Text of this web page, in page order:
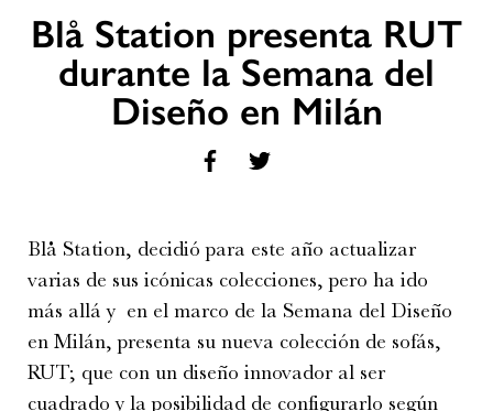
Blå Station presenta RUT
durante la Semana del
Diseño en Milán
Blå Station, decidió para este año actualizar
varias de sus icónicas colecciones, pero ha ido
más allá y en el marco de la Semana del Diseño
en Milán, presenta su nueva colección de sofás,
RUT; que con un diseño innovador al ser
cuadrado y la posibilidad de configurarlo según